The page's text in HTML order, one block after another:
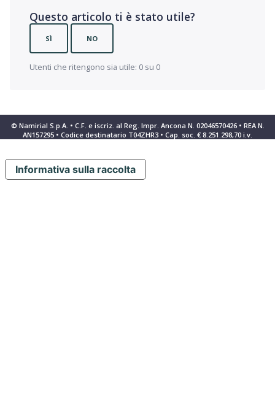
Questo articolo ti è stato utile?
SÌ NO
Utenti che ritengono sia utile: 0 su 0
© Namirial S.p.A. • C.F. e iscriz. al Reg. Impr. Ancona N. 02046570426 • REA N.
AN157295 • Codice destinatario T04ZHR3 • Cap. soc. € 8.251.298,70 i.v.
Informativa sulla raccolta